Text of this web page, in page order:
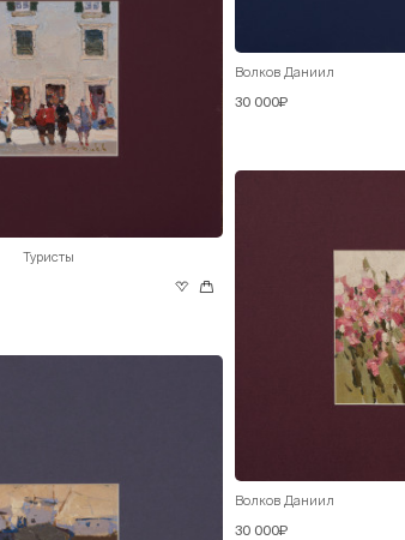
Волков Даниил
30 000₽
Туристы
Волков Даниил
30 000₽